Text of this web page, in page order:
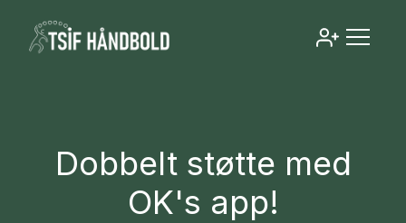
Dobbelt støtte med
OK's app!